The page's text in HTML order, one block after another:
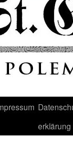
erklärung